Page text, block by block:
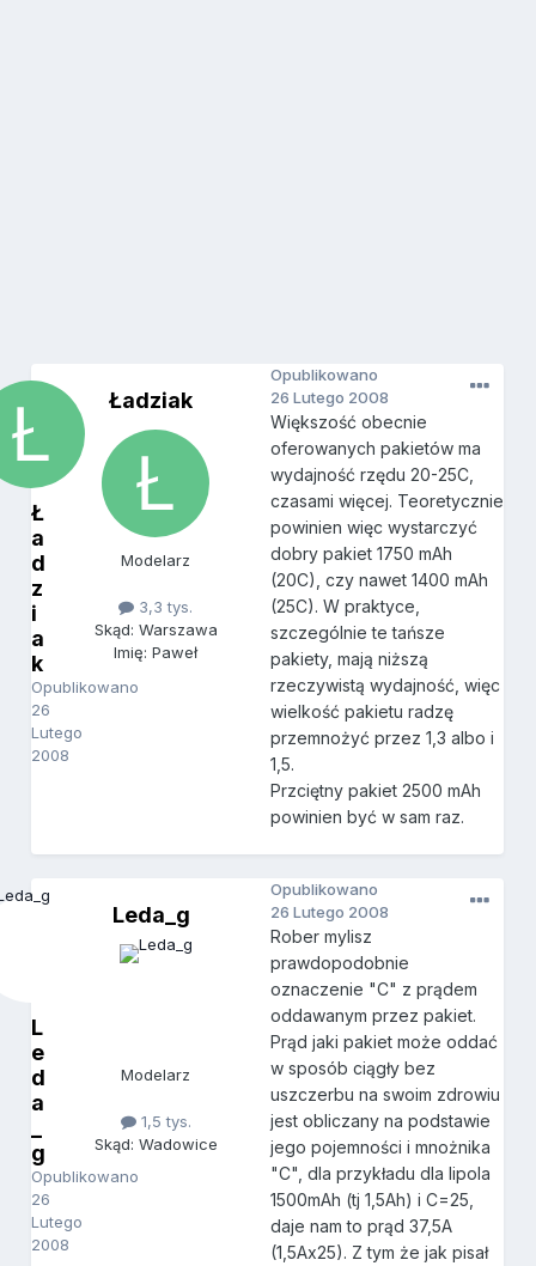
Ł
a
d
z
i
a
k
Opublikowano
26
Lutego
2008
Ładziak
Modelarz
3,3 tys.
Skąd: Warszawa
Imię: Paweł
Opublikowano
26 Lutego 2008
Większość obecnie
oferowanych pakietów ma
wydajność rzędu 20-25C,
czasami więcej. Teoretycznie
powinien więc wystarczyć
dobry pakiet 1750 mAh
(20C), czy nawet 1400 mAh
(25C). W praktyce,
szczególnie te tańsze
pakiety, mają niższą
rzeczywistą wydajność, więc
wielkość pakietu radzę
przemnożyć przez 1,3 albo i
1,5.
Przciętny pakiet 2500 mAh
powinien być w sam raz.
L
e
d
a
g
Opublikowano
26
Lutego
2008
Leda_g
Modelarz
1,5 tys.
Skąd: Wadowice
Opublikowano
26 Lutego 2008
Rober mylisz
prawdopodobnie
oznaczenie "C" z prądem
oddawanym przez pakiet.
Prąd jaki pakiet może oddać
w sposób ciągły bez
uszczerbu na swoim zdrowiu
jest obliczany na podstawie
jego pojemności i mnożnika
"C", dla przykładu dla lipola
1500mAh (tj 1,5Ah) i C=25,
daje nam to prąd 37,5A
(1,5Ax25). Z tym że jak pisał